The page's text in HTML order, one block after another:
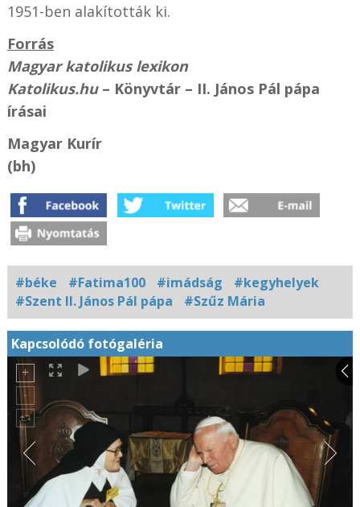
1951-ben alakították ki.
Forrás
Magyar katolikus lexikon
Katolikus.hu– Könyvtár – II. János Pál pápa
írásai
Magyar Kurír
(bh)
#béke #Fatima100 #imádság
#kegyhelyek
#Szent II. János Pál pápa
#Szűz Mária
Kapcsolódó fotógaléria